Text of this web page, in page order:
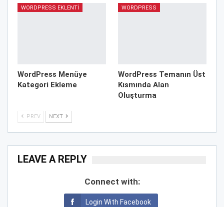
WORDPRESS EKLENTI
WordPress Menüye
Kategori Ekleme
WORDPRESS
WordPress Temanın Üst
Kısmında Alan
Oluşturma
PREV NEXT
LEAVE A REPLY
Connect with:
Login With Facebook